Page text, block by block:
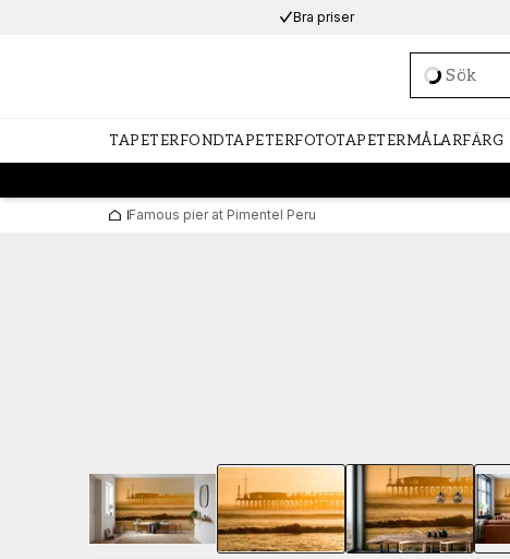
Bra priser
Loading…
TAPETERFONDTAPETERFOTOTAPETERMÅLARFÄRG
Famous pier at Pimentel Peru